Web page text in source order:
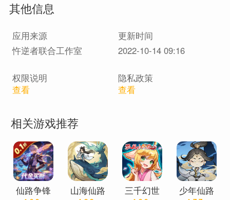
伙伴们快来一起体验吧！
其他信息
应用来源
更新时间
忤逆者联合工作室
2022-10-14 09:16
权限说明
查看
隐私政策
查看
相关游戏推荐
仙路争锋
山海仙路 三千幻世 少年仙路